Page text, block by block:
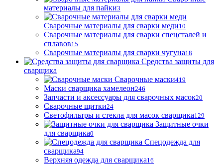
материалы для пайки3
Сварочные материалы для сварки меди10
Сварочные материалы для сварки спецсталей и
сплавов15
Сварочные материалы для сварки чугуна18
Средства защиты для
сварщика
Сварочные маски419
Маски сварщика хамелеон246
Запчасти и аксессуары для сварочных масок20
Сварочные щитки24
Светофильтры и стекла для масок сварщика129
Защитные очки
для сварщика0
Спецодежда для
сварщика94
Верхняя одежда для сварщика16